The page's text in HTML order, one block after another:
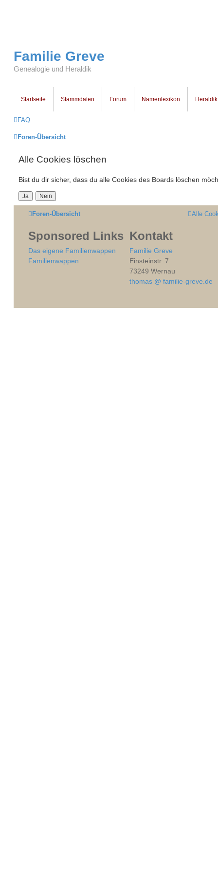
Familie Greve
Genealogie und Heraldik
Startseite Stammdaten Forum Namenlexikon Heraldik
FAQ
Foren-Übersicht
Alle Cookies löschen
Bist du dir sicher, dass du alle Cookies des Boards löschen
Foren-Übersicht Alle
Sponsored Links
Das eigene Familienwappen
Familienwappen
Kontakt
Familie Greve
Einsteinstr. 7
73249 Wernau
thomas @ familie-greve.de